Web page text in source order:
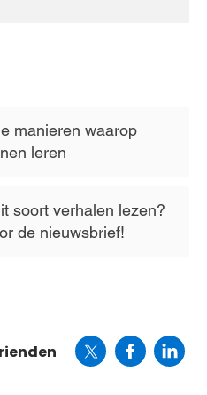
manieren waarop
leren
soort verhalen lezen?
de nieuwsbrief!